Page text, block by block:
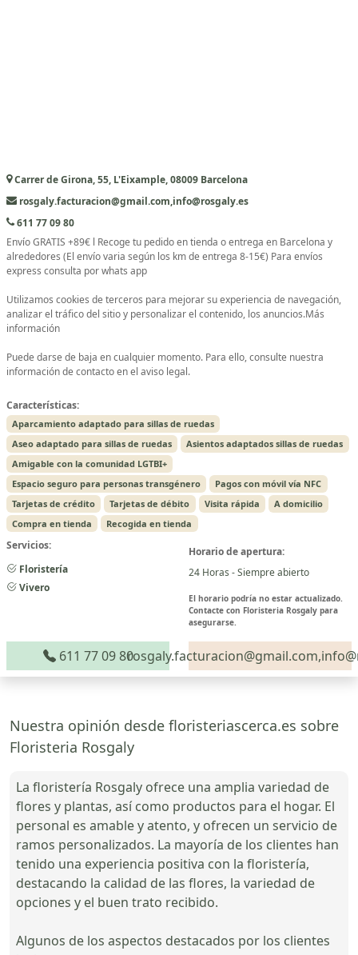
Carrer de Girona, 55, L'Eixample, 08009 Barcelona
rosgaly.facturacion@gmail.com,info@rosgaly.es
611 77 09 80
Envío GRATIS +89€ l Recoge tu pedido en tienda o entrega en Barcelona y
alrededores (El envío varia según los km de entrega 8-15€) Para envíos
express consulta por whats app
Utilizamos cookies de terceros para mejorar su experiencia de navegación,
analizar el tráfico del sitio y personalizar el contenido, los anuncios.Más
información
Puede darse de baja en cualquier momento. Para ello, consulte nuestra
información de contacto en el aviso legal.
Características:
Aparcamiento adaptado para sillas de ruedas
Aseo adaptado para sillas de ruedas
Asientos adaptados sillas de ruedas
Amigable con la comunidad LGTBI+
Espacio seguro para personas transgénero
Pagos con móvil vía NFC
Tarjetas de crédito
Tarjetas de débito Visita rápida
A domicilio
Compra en tienda
Recogida en tienda
Servicios:
Floristería
Vivero
Horario de apertura:
24 Horas - Siempre abierto
El horario podría no estar actualizado.
Contacte con Floristeria Rosgaly para
asegurarse.
611 77 09 80
Nuestra opinión desde floristeriascerca.es sobre
Floristeria Rosgaly
La floristería Rosgaly ofrece una amplia variedad de
flores y plantas, así como productos para el hogar. El
personal es amable y atento, y ofrecen un servicio de
ramos personalizados. La mayoría de los clientes han
tenido una experiencia positiva con la floristería,
destacando la calidad de las flores, la variedad de
opciones y el buen trato recibido.
Algunos de los aspectos destacados por los clientes